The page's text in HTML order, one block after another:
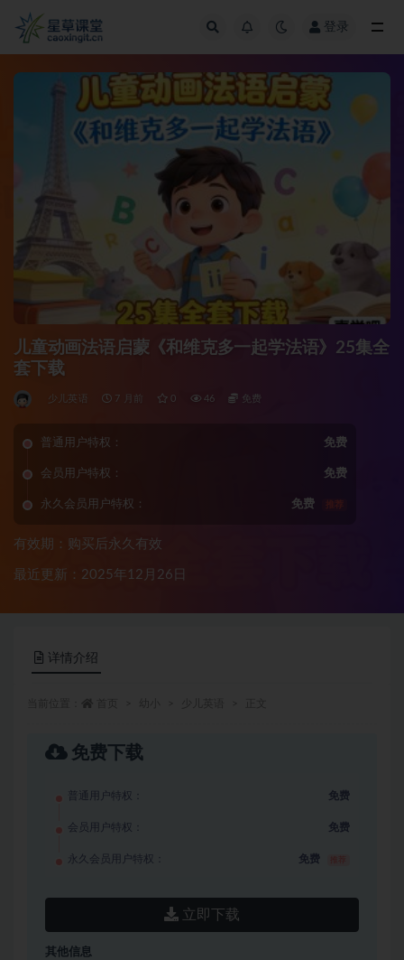
登录
儿童动画法语启蒙《和维克多一起学法语》25集全
套下载
少儿英语 7 月前 0 46 免费
普通用户特权： 免费
会员用户特权： 免费
永久会员用户特权： 免费 推荐
有效期：购买后永久有效
最近更新：2025年12月26日
详情介绍
免费下载
普通用户特权： 免费
会员用户特权： 免费
永久会员用户特权： 免费
立即下载
其他信息